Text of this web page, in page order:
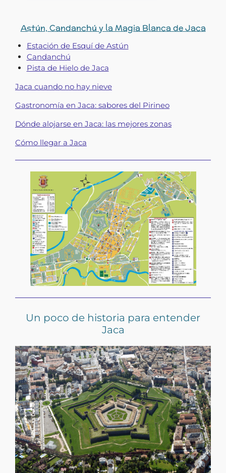
Astún, Candanchú y la Magia Blanca de Jaca
Estación de Esquí de Astún
Candanchú
Pista de Hielo de Jaca
Jaca cuando no hay nieve
Gastronomía en Jaca: sabores del Pirineo
Dónde alojarse en Jaca: las mejores zonas
Cómo llegar a Jaca
Un poco de historia para entender
Jaca